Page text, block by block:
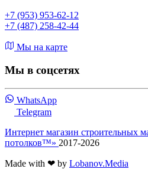
+7 (953) 953-62-12
+7 (487) 258-42-44
Мы на карте
Мы в соцсетях
WhatsApp
Telegram
Интернет магазин строительных
потолков™» 2017-2026
Made with ❤ by Lobanov.Media